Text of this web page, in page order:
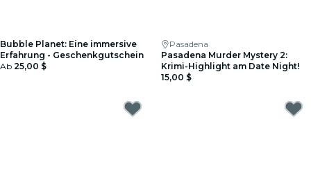
Bubble Planet: Eine immersive
Erfahrung - Geschenkgutschein
Ab 25,00 $
Pasadena
Pasadena Murder Mystery 2:
Krimi-Highlight am Date Night!
15,00 $